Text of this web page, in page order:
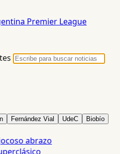
Premier League
Fernández Vial UdeC Biobío
abrazo